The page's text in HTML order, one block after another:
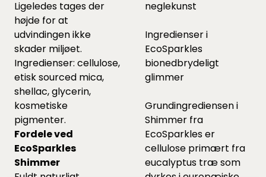
Ligeledes tages der
højde for at
udvindingen ikke
skader miljøet.
Ingredienser: cellulose,
etisk sourced mica,
shellac, glycerin,
kosmetiske
pigmenter.
Fordele ved
EcoSparkles
Shimmer
neglekunst
Ingredienser i
EcoSparkles
bionedbrydeligt
glimmer
Grundingrediensen i
Shimmer fra
EcoSparkles er
cellulose primært fra
eucalyptus træ som